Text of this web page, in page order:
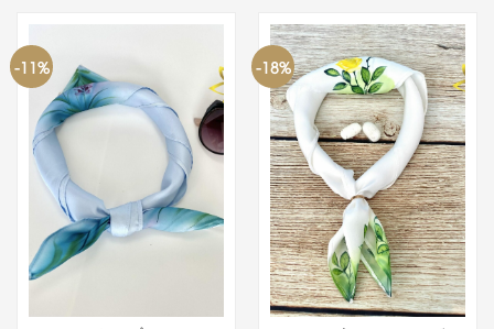
-11% -18%